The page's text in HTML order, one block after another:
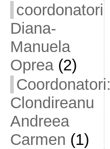
coordonatori
Diana-
Manuela
Oprea(2)
Coordonatori:
Clondireanu
Andreea
Carmen (1)